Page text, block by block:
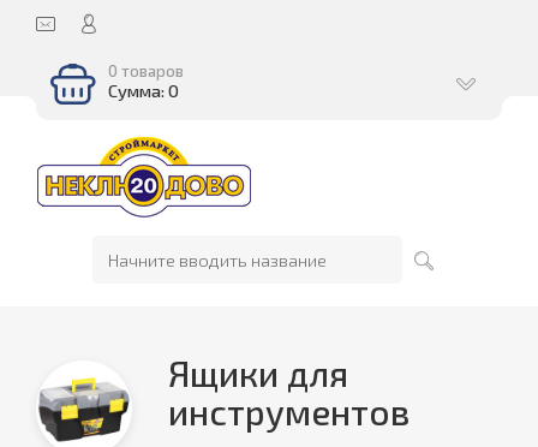
0 товаров
Сумма: 0
Ящики для
инструментов